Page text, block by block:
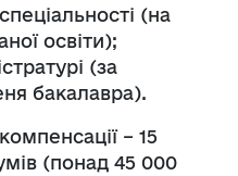
(на
освіти);
(за
бакалавра).
– 15
(понад 45 000